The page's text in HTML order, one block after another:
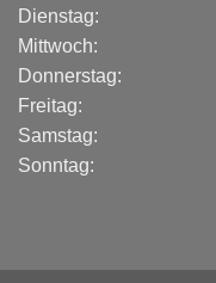
Dienstag:
Mittwoch:
Donnerstag:
Freitag:
Samstag:
Sonntag: